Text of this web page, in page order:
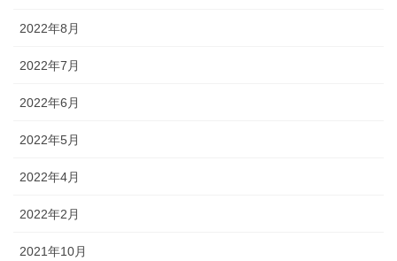
2022年8月
2022年7月
2022年6月
2022年5月
2022年4月
2022年2月
2021年10月